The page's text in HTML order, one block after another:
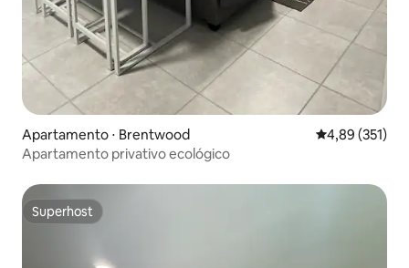
Apartamento ⋅ Brentwood 4,89 de uma
4,89 (351)
Apartamento privativo ecológico
Superhost
Superhost